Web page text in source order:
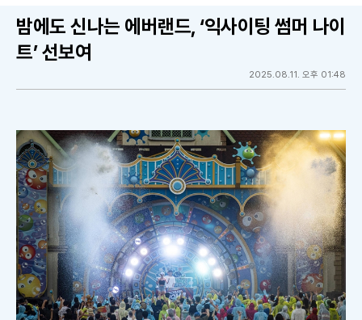
밤에도 신나는 에버랜드, ‘익사이팅 썸머 나이
트’ 선보여
2025.08.11. 오후 01:48